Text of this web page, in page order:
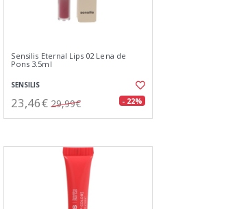
Sensilis Eternal Lips 02 Lena de
Pons 3.5ml
SENSILIS
23,46€ 29,99€ - 22%